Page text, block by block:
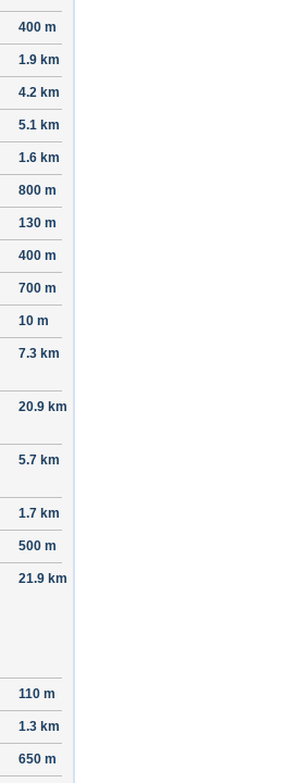
400 m
1.9 km
4.2 km
5.1 km
1.6 km
800 m
130 m
400 m
700 m
10 m
7.3 km
20.9 km
5.7 km
1.7 km
500 m
21.9 km
110 m
1.3 km
650 m